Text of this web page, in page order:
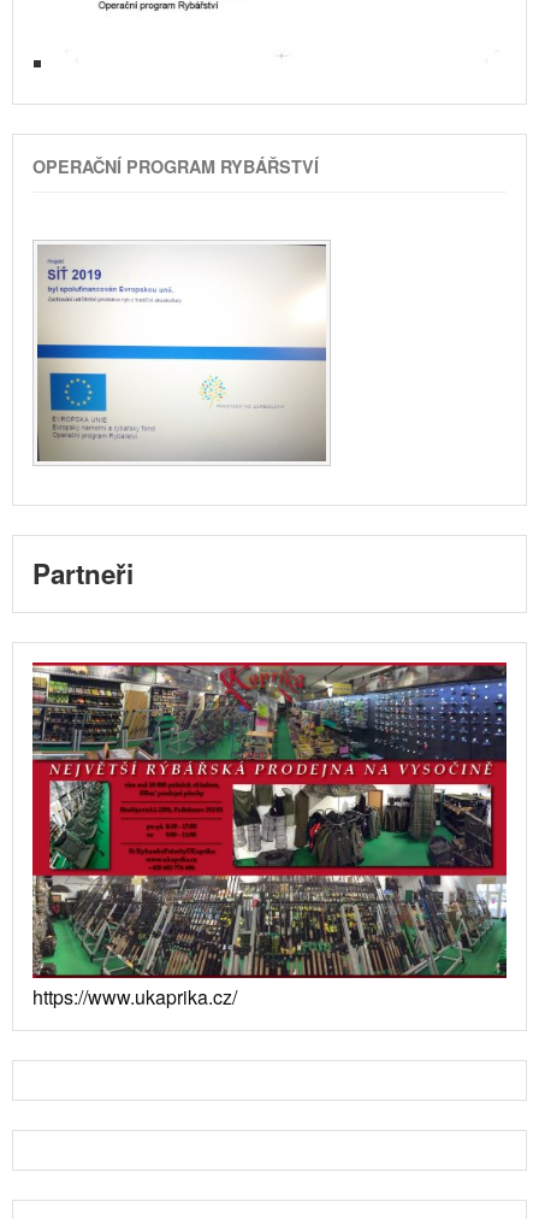
OPERAČNÍ PROGRAM RYBÁŘSTVÍ
Partneři
https://www.ukaprika.cz/